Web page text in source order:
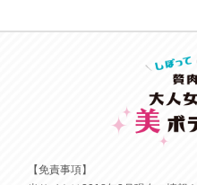
【免責事項】